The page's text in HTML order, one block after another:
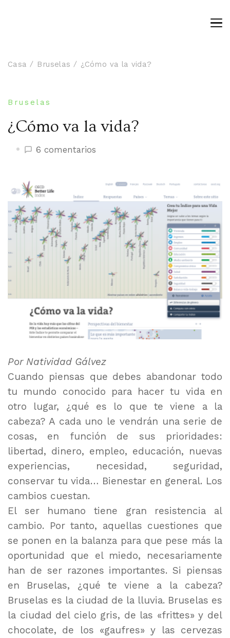
Casa Bruselas ¿Cómo va la vida?
Bruselas
¿Cómo va la vida?
6 comentarios
vida?
Por Natividad Gálvez
Cuando piensas que debes abandonar todo
tu mundo conocido para hacer tu vida en
otro lugar, ¿qué es lo que te viene a la
cabeza? A cada uno le vendrán una serie de
cosas, en función de sus prioridades:
libertad, dinero, empleo, educación, nuevas
experiencias, necesidad, seguridad,
conservar tu vida… Bienestar en general. Los
cambios cuestan.
El ser humano tiene gran resistencia al
cambio. Por tanto, aquellas cuestiones que
se ponen en la balanza para que pese más la
oportunidad que el miedo, necesariamente
han de ser razones importantes. Si piensas
en Bruselas, ¿qué te viene a la cabeza?
Bruselas es la ciudad de la lluvia. Bruselas es
la ciudad del cielo gris, de las «frittes» y del
chocolate, de los «gaufres» y las cervezas